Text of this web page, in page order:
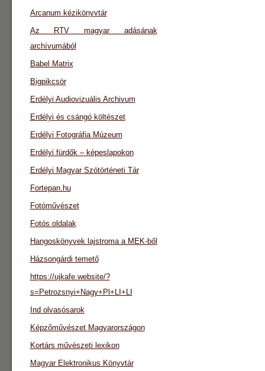
Arcanum kézikönyvtár
Az RTV magyar adásának
archívumából
Babel Matrix
Bigpikcsör
Erdélyi Audiovizuális Archivum
Erdélyi és csángó költészet
Erdélyi Fotográfia Múzeum
Erdélyi fürdők – képeslapokon
Erdélyi Magyar Szótörténeti Tár
Fortepan.hu
Fotóművészet
Fotós oldalak
Hangoskönyvek lajstroma a MEK-ből
Házsongárdi temető
https://ujkafe.website/?
s=Petrozsnyi+Nagy+Pl+LI+LI
Ind olvasósarok
Képzőművészet Magyarországon
Kortárs művészeti lexikon
Magyar Elektronikus Könyvtár